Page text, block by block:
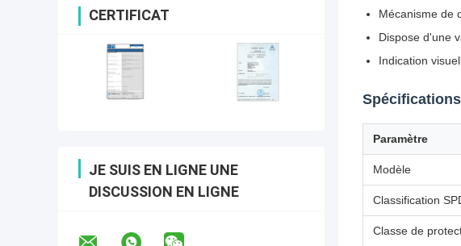
CERTIFICAT
JE SUIS EN LIGNE UNE
DISCUSSION EN LIGNE
Mécanisme de
Dispose d'une
Indication
Paramètre
Modèle
Classification
Classe de